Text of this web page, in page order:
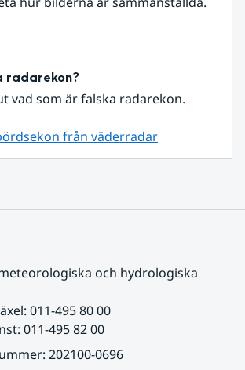
radarekon?
vad som är falska radarekon.
från väderradar
och hydrologiska
011-495 80 00
011-495 82 00
202100-0696